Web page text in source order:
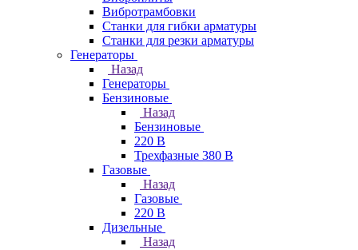
Вибротрамбовки
Станки для гибки арматуры
Станки для резки арматуры
Генераторы
Назад
Генераторы
Бензиновые
Назад
Бензиновые
220 В
Трехфазные 380 В
Газовые
Назад
Газовые
220 В
Дизельные
Назад